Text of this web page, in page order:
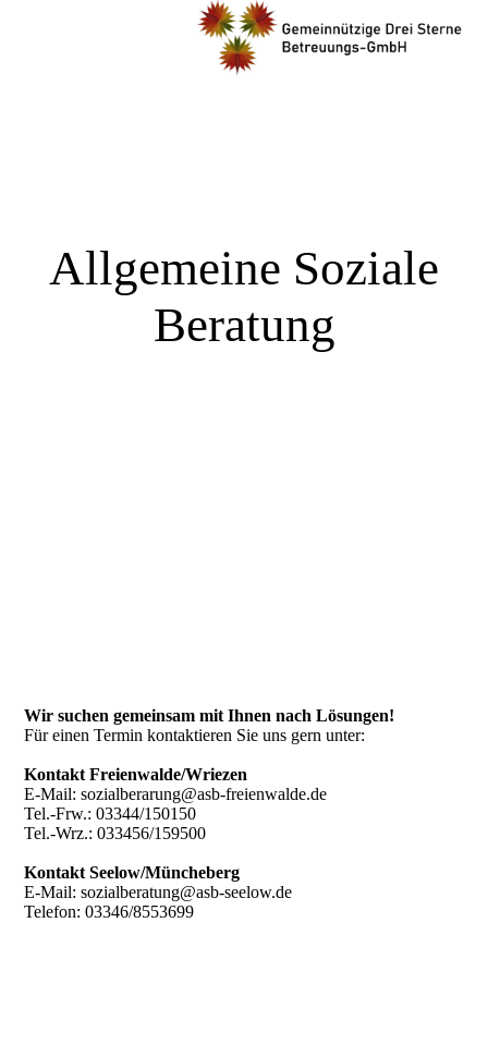
Allgemeine Soziale
Beratung
Wir suchen gemeinsam mit Ihnen nach Lösungen!
Für einen Termin kontaktieren Sie uns gern unter:
Kontakt Freienwalde/Wriezen
E-Mail: sozialberarung@asb-freienwalde.de
Tel.-Frw.: 03344/150150
Tel.-Wrz.: 033456/159500
Kontakt Seelow/Müncheberg
E-Mail: sozialberatung@asb-seelow.de
Telefon: 03346/8553699